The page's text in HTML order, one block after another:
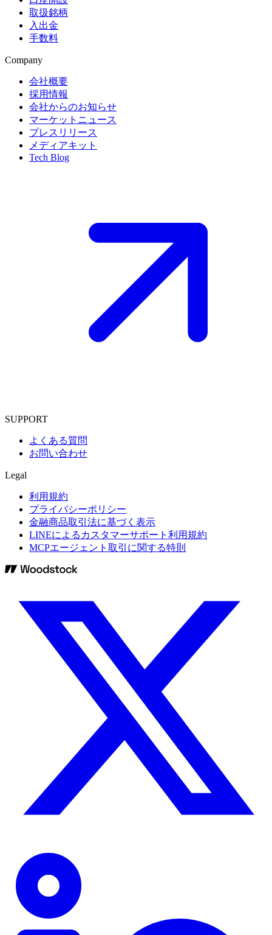
取扱銘柄
入出金
手数料
Company
会社概要
採用情報
会社からのお知らせ
マーケットニュース
プレスリリース
メディアキット
Tech Blog
SUPPORT
よくある質問
お問い合わせ
Legal
利用規約
プライバシーポリシー
金融商品取引法に基づく表示
LINEによるカスタマーサポート利用規約
MCPエージェント取引に関する特則